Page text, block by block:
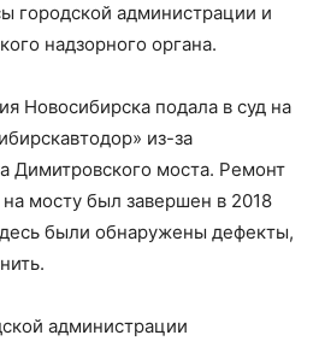
городской администрации и
надзорного органа.
Новосибирска подала в суд на
из-за
Димитровского моста. Ремонт
мосту был завершен в 2018
были обнаружены дефекты,
администрации